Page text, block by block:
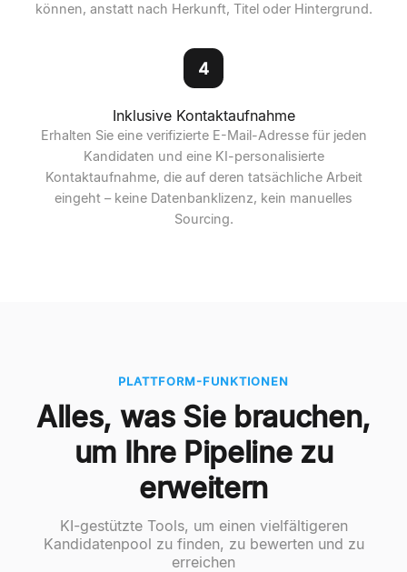
können, anstatt nach Herkunft, Titel oder Hintergrund.
4
Inklusive Kontaktaufnahme
Erhalten Sie eine verifizierte E-Mail-Adresse für jeden
Kandidaten und eine KI-personalisierte
Kontaktaufnahme, die auf deren tatsächliche Arbeit
eingeht – keine Datenbanklizenz, kein manuelles
Sourcing.
PLATTFORM-FUNKTIONEN
Alles, was Sie brauchen,
um Ihre Pipeline zu
erweitern
KI-gestützte Tools, um einen vielfältigeren
Kandidatenpool zu finden, zu bewerten und zu
erreichen